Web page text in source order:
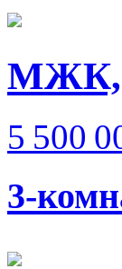
МЖК,
5 500
3-